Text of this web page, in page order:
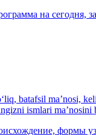
на сегодня,
batafsil ma’nosi,
ismlari ma’nosini
формы